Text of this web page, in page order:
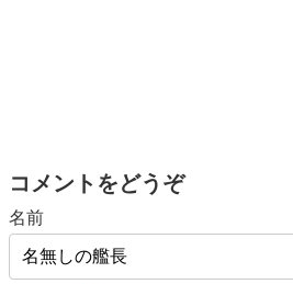
コメントをどうぞ
名前